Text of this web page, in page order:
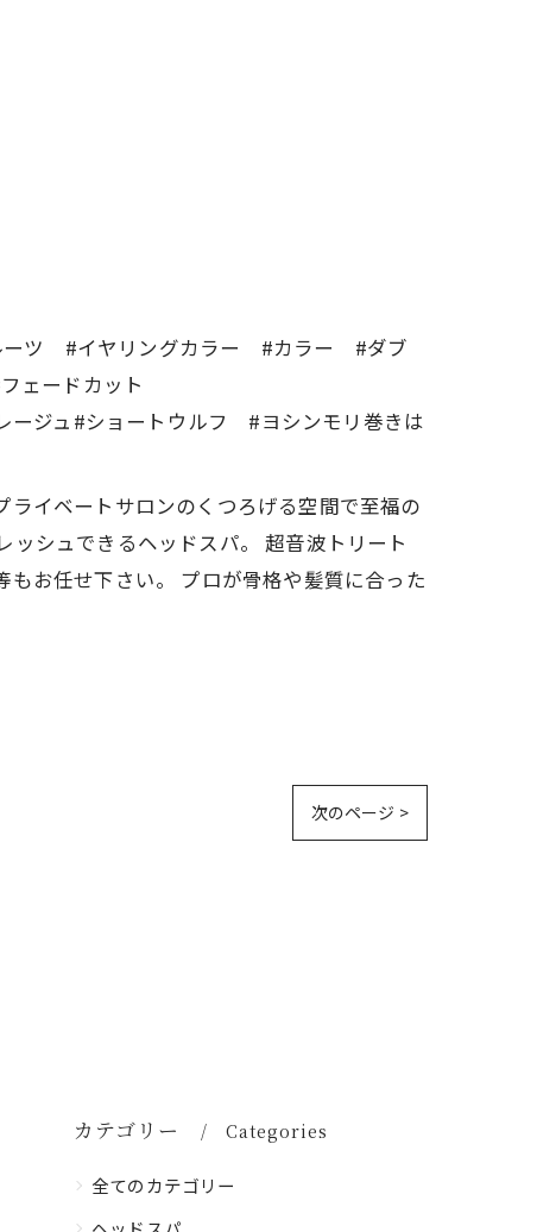
ツ #イヤリングカラー #カラー #ダブ
ェードカット
ジュ#ショートウルフ #ヨシンモリ巻きは
イベートサロンのくつろげる空間で至福の
シュできるヘッドスパ。 超音波トリート
お任せ下さい。 プロが骨格や髪質に合った
次のページ >
カテゴリー Categories
全てのカテゴリー